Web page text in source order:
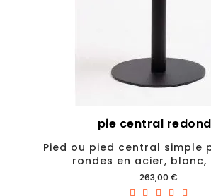
pie central
Pied ou pied central simple
rondes en acier, blanc,
Prix
263,00 €